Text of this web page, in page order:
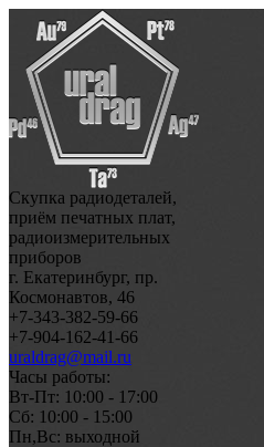
Скупка радиодеталей,
приём печатных плат,
радиоизмерительных
приборов
г. Екатеринбург, пр.
Космонавтов, 46
+7-343-382-59-66
+7-904-162-41-66
uraldrag@mail.ru
Часы работы:
Вт-Пт: 10:00 - 17:00
Сб: 10:00 - 15:00
Пн,Вс: выходной